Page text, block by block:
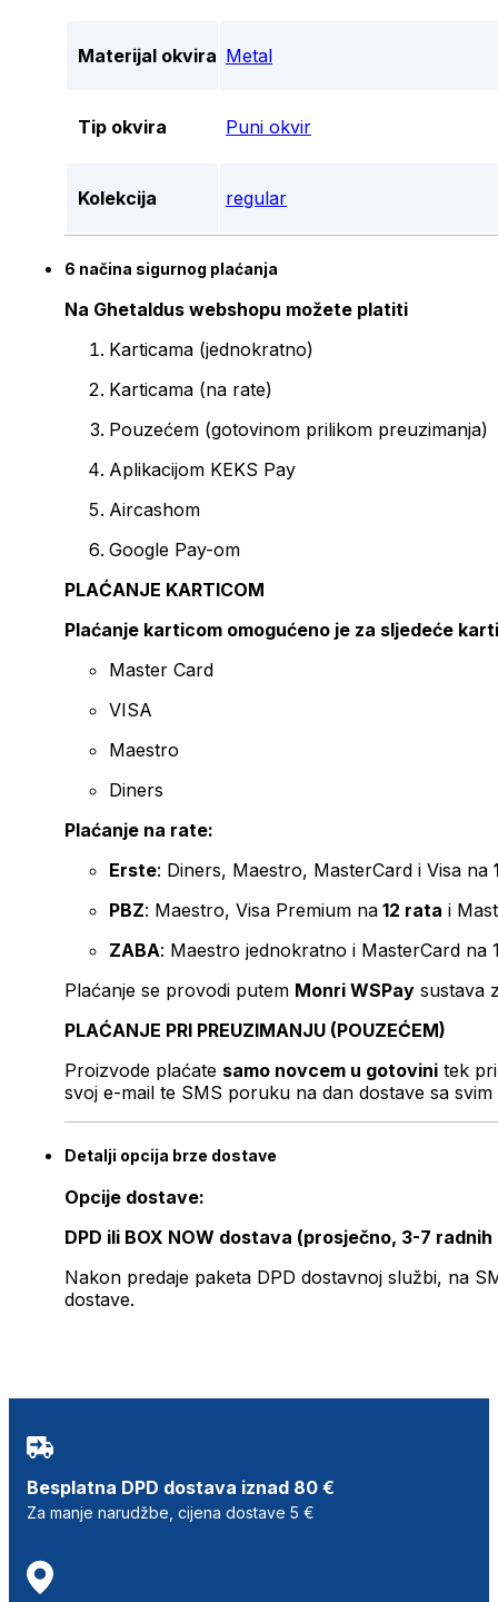
Materijal okvira Metal
Tip okvira Puni okvir
Kolekcija regular
6 načina sigurnog plaćanja
Na Ghetaldus webshopu možete platiti
Karticama (jednokratno)
Karticama (na rate)
Pouzećem (gotovinom prilikom preuzimanja)
Aplikacijom KEKS Pay
Aircashom
Google Pay-om
PLAĆANJE KARTICOM
Plaćanje karticom omogućeno je za sljedeće
Master Card
VISA
Maestro
Diners
Plaćanje na rate:
Erste: Diners, Maestro, MasterCard i Visa na
PBZ: Maestro, Visa Premium na 12 rata i
ZABA: Maestro jednokratno i MasterCard na
Plaćanje se provodi putem Monri WSPay sustava
PLAĆANJE PRI PREUZIMANJU (POUZEĆEM)
Proizvode plaćate samo novcem u gotovini tek
svoj e-mail te SMS poruku na dan dostave sa svim
Detalji opcija brze dostave
Opcije dostave:
DPD ili BOX NOW dostava (prosječno, 3-7 radnih
Nakon predaje paketa DPD dostavnoj službi, na
dostave.
Besplatna DPD dostava iznad 80 €
Za manje narudžbe, cijena dostave 5 €